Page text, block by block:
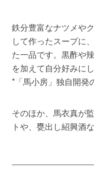
鉄分豊富なナツメや
して作ったスープに
た一品です。黒酢や
を加えて自分好みに
*「馬小房」独自開発
そのほか、馬衣真が
トや、甕出し紹興酒